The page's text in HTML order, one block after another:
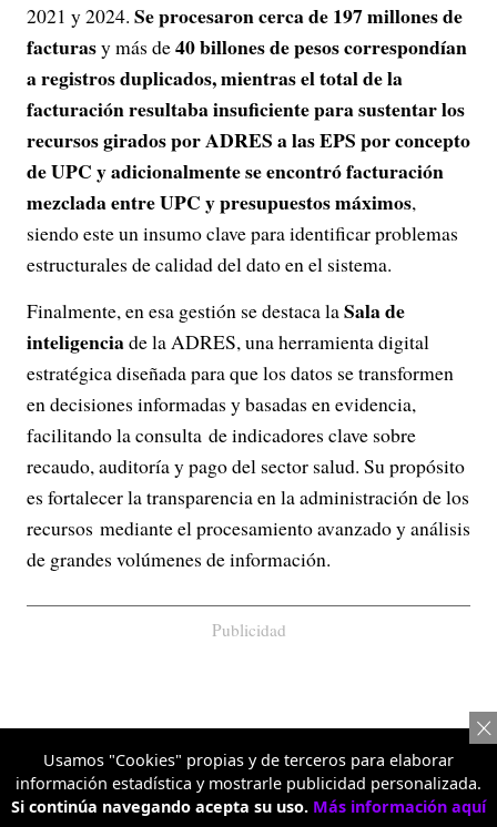
2021 y 2024. Se procesaron cerca de 197 millones de
facturasy más de40 billones de pesos correspondían
a registros duplicados, mientras el total de la
facturación resultaba insuficiente para sustentar los
recursos girados por ADRES a las EPS por concepto
de UPC y adicionalmente se encontró facturación
mezclada entre UPC y presupuestos máximos,
siendo este un insumo clave para identificar problemas
estructurales de calidad del dato en el sistema.
Finalmente, en esa gestión se destaca laSala de
inteligenciade la ADRES, una herramienta digital
estratégica diseñada para que los datos se transformen
en decisiones informadas y basadas en evidencia,
facilitando la consulta de indicadores clave sobre
recaudo, auditoría y pago del sector salud. Su propósito
es fortalecer la transparencia en la administración de los
recursos mediante el procesamiento avanzado y análisis
de grandes volúmenes de información.
Publicidad
Usamos "Cookies" propias y de terceros para elaborar
información estadística y mostrarle publicidad personalizada.
Si continúa navegando acepta su uso. Más información aquí